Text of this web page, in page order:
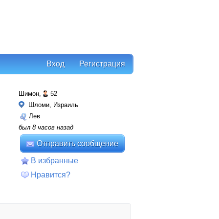
Регистрация
Вход
Шимон,
52
Шломи, Израиль
Лев
был 8 часов назад
Отправить сообщение
В избранные
Нравится?